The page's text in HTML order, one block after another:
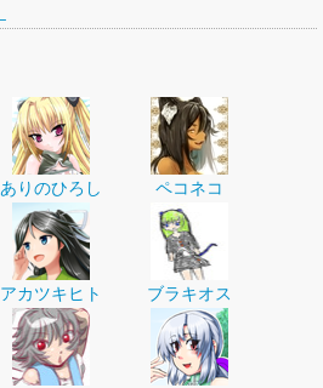
ありのひろし ペコネコ
アカツキヒト ブラキオス